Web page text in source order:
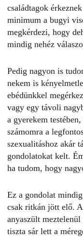
családtagok
minimum a bugyi
megkérdezi, hogy
mindig nehéz
Pedig nagyon is
nekem is
ebédünkkel
vagy egy távoli
a gyerekem
számomra a
szexualitáshoz akár
gondolatokat kelt.
ha tudom, hogy
Ez a gondolat
csak ritkán jött elő.
anyaszült meztelenül
tiszta sár lett a